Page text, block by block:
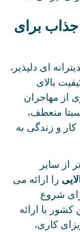
برای
ای دلپذیر،
بالای
مهاجران
منعطف،
و زندگی به
از سایر
را ارائه می
شروع
با ارائه
کاری،